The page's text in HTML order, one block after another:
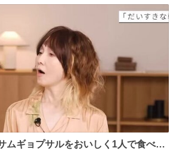
←🆕 … 60位 キングダム 魂の決戦←🆕
ムギョプサルをおいしく1人で食べる